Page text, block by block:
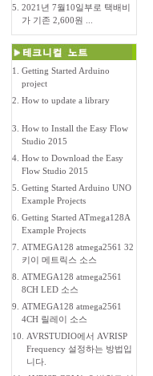
5. 2021년 7월10일부로 택배비
가 기존 2,600원 ...
1. Getting Started Arduino
project
2. How to update a library
3. How to Install the Easy Flow
Studio 2015
4. How to Download the Easy
Flow Studio 2015
5. Getting Started Arduino UNO
Example Projects
6. Getting Started ATmega128A
Example Projects
7. ATMEGA128 atmega2561 32
키이 메트릭스 소스
8. ATMEGA128 atmega2561
8CH LED 소스
9. ATMEGA128 atmega2561
4CH 릴레이 소스
10. AVRSTUDIO에서 AVRISP
Frequency 설정하는 방법입
니다.